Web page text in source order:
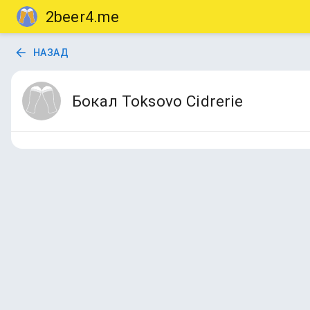
2beer4.me
НАЗАД
Бокал Toksovo Cidrerie